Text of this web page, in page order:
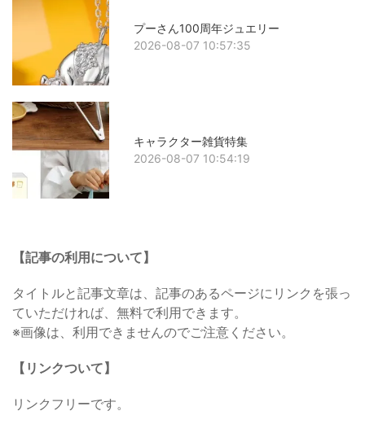
プーさん100周年ジュエリー
2026-08-07 10:57:35
キャラクター雑貨特集
2026-08-07 10:54:19
【記事の利用について】
タイトルと記事文章は、記事のあるページにリンクを張っ
ていただければ、無料で利用できます。
※画像は、利用できませんのでご注意ください。
【リンクついて】
リンクフリーです。